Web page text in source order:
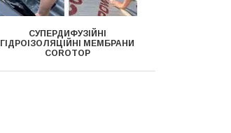
СУПЕРДИФУЗІЙНІ
ГІДРОІЗОЛЯЦІЙНІ МЕМБРАНИ
COROTOP